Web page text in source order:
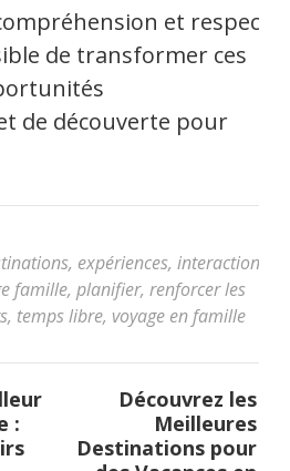
et respect
de transformer ces
de découverte pour
, expériences, interaction
famille, planifier, renforcer les
, temps libre, voyage en famille
:
Découvrez les
Meilleures
Destinations pour